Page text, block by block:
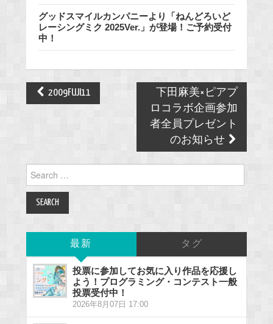
グッドスマイルカンパニーより「ねんどろいど
レーシングミク 2025Ver.」が登場！ご予約受付
中！
Post
navigation
2009FUJI11
下田麻美×ピアプ
ロコラボ企画参加
者全員プレゼント
のお知らせ
for:
最新 タグ
投票に参加してお気に入り作品を応援し
よう！プログラミング・コンテスト一般
投票受付中！
2026年8月07日 17:00